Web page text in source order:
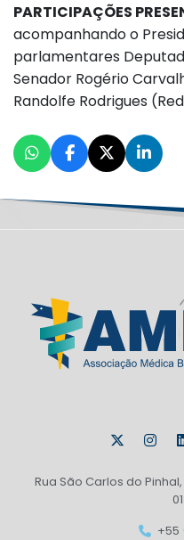
PARTICIPAÇÕES
acompanhando o
parlamentares
Senador Rogério
Randolfe Rodrigues
Rua São Carlos do
+55